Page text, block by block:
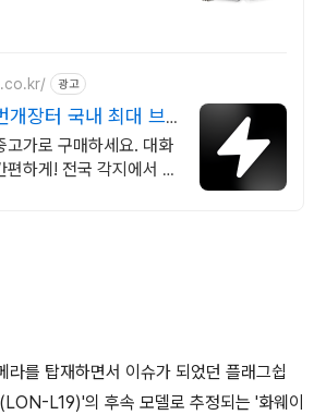
광고
개장터 국내 최대 브
고가로 구매하세요. 대화
편하게! 전국 각지에서 올
라를 탑재하면서 이슈가 되었던 플래그쉽
L19)'의 후속 모델로 추정되는 '화웨이